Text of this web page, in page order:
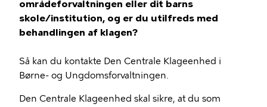
områdeforvaltningen eller dit barns
skole/institution, og er du utilfreds med
behandlingen af klagen?
Så kan du kontakte Den Centrale Klageenhed i
Børne- og Ungdomsforvaltningen.
Den Centrale Klageenhed skal sikre, at du som